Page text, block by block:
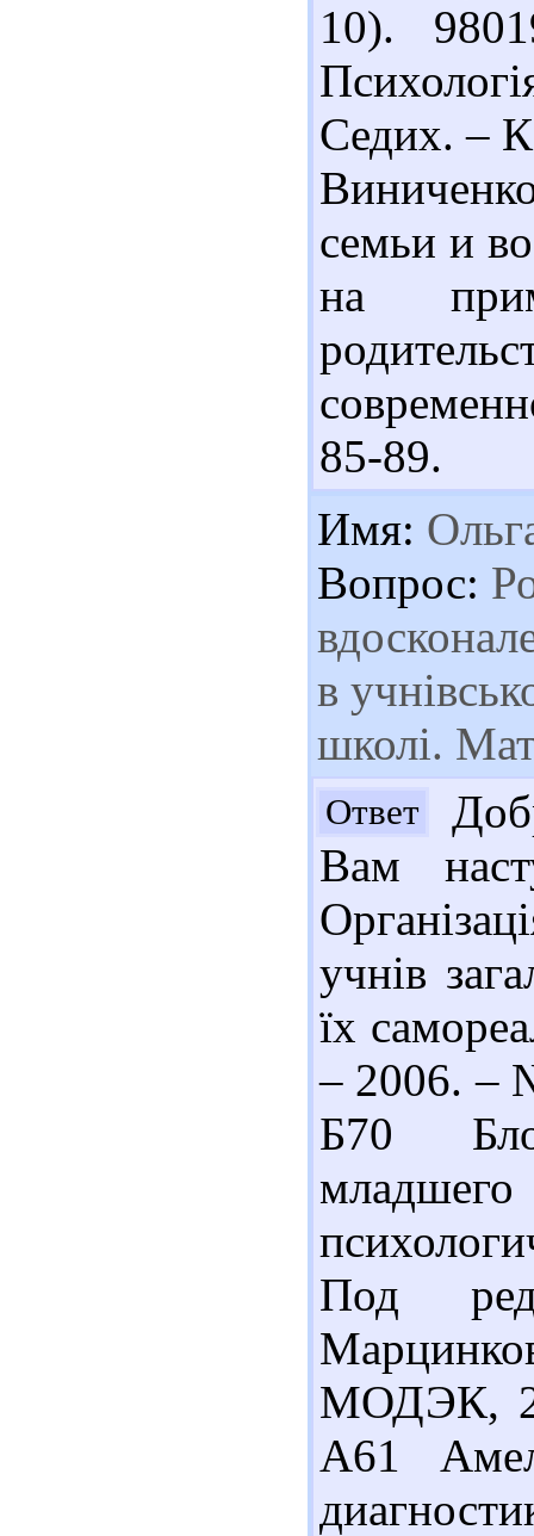
10).
Седих. –
семьи и
на
85-89.
Имя:
Вопрос:
в
школі.
Ответ
Вам
учнів
їх
– 2006. –
Б70
Под
МОДЭК,
А61